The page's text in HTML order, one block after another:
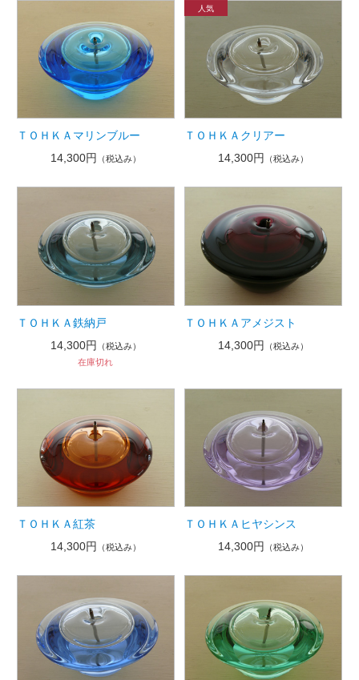
ＴＯＨＫＡマリンブルー
14,300円
（税込み）
ＴＯＨＫＡクリアー
14,300円
（税込み）
ＴＯＨＫＡ鉄納戸
14,300円
（税込み）
在庫切れ
ＴＯＨＫＡアメジスト
14,300円
（税込み）
ＴＯＨＫＡ紅茶
14,300円
（税込み）
ＴＯＨＫＡヒヤシンス
14,300円
（税込み）